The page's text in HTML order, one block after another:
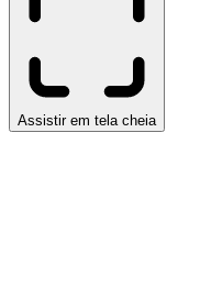
Assistir em tela cheia